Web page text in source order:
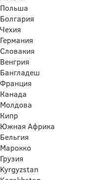
Польша
Болгария
Чехия
Германия
Словакия
Венгрия
Бангладеш
Франция
Канада
Молдова
Кипр
Южная Африка
Бельгия
Марокко
Грузия
Kyrgyzstan